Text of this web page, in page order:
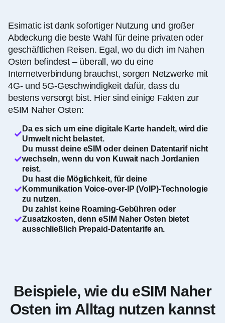
Esimatic ist dank sofortiger Nutzung und großer
Abdeckung die beste Wahl für deine privaten oder
geschäftlichen Reisen. Egal, wo du dich im Nahen
Osten befindest – überall, wo du eine
Internetverbindung brauchst, sorgen Netzwerke mit
4G- und 5G-Geschwindigkeit dafür, dass du
bestens versorgt bist. Hier sind einige Fakten zur
eSIM Naher Osten:
Da es sich um eine digitale Karte handelt, wird die
Umwelt nicht belastet.
Du musst deine eSIM oder deinen Datentarif nicht
wechseln, wenn du von Kuwait nach Jordanien
reist.
Du hast die Möglichkeit, für deine
Kommunikation Voice-over-IP (VoIP)-Technologie
zu nutzen.
Du zahlst keine Roaming-Gebühren oder
Zusatzkosten, denn eSIM Naher Osten bietet
ausschließlich Prepaid-Datentarife an.
Beispiele, wie du eSIM Naher
Osten im Alltag nutzen kannst